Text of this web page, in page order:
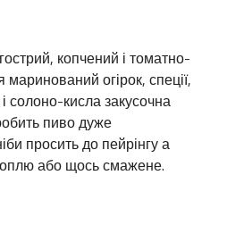
копчений і томатно-
огірок, спеції,
солоно-кисла закусочна
пиво дуже
просить до пейрінгу а
або щось смажене.